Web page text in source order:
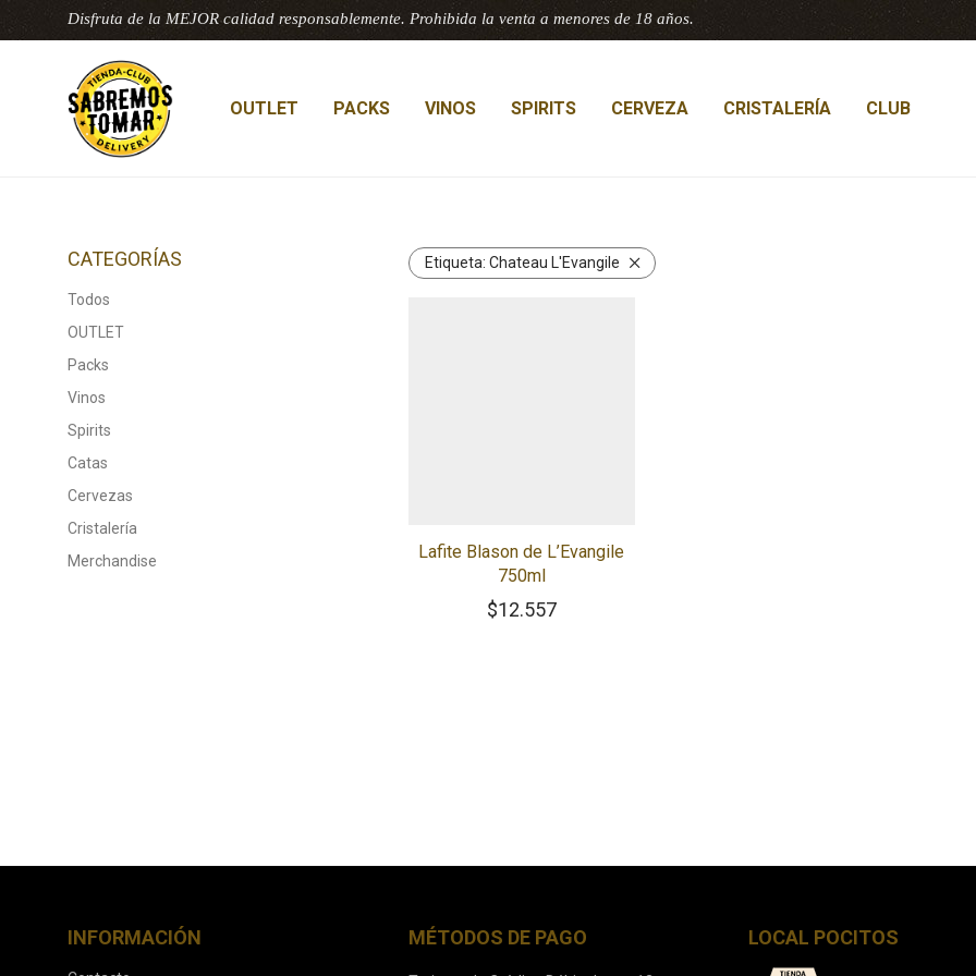
Disfruta de la MEJOR calidad responsablemente. Prohibida la venta a menores de 18 años.
OUTLET PACKS VINOS SPIRITS CERVEZA CRISTALERÍA CLUB
CATEGORÍAS
Todos
OUTLET
Packs
Vinos
Spirits
Catas
Cervezas
Cristalería
Merchandise
Etiqueta: Chateau L'Evangile
Lafite Blason de L’Evangile
750ml
$12.557
INFORMACIÓN MÉTODOS DE PAGO LOCAL POCITOS